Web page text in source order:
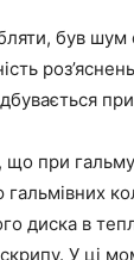
був шум
при
гальмівних
диска в
У ці